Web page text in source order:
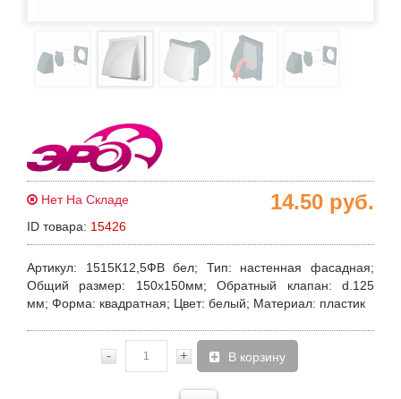
Нет На Складе
ID товара: 15426
14.50 руб.
Артикул: 1515К12,5ФВ бел; Тип: настенная фасадная;
Общий размер: 150х150мм;Обратный клапан: d.125
мм; Форма: квадратная; Цвет: белый; Материал: пластик
- + В корзину